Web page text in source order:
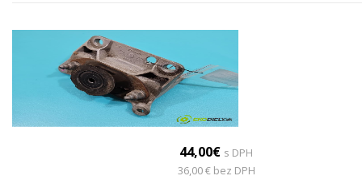
44,00€ s DPH
36,00 € bez DPH